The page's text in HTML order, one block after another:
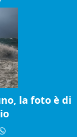
la foto è di